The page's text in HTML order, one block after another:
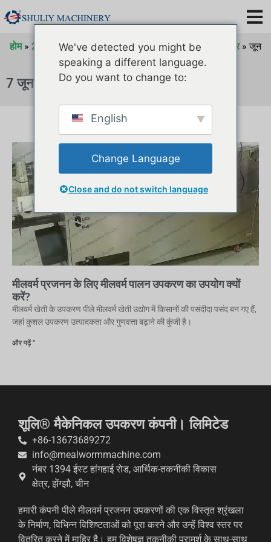
होम» 2023 के लिए अभिलेखागार»जून 2023 के लिए अभिलेखागार»जून
2023 के लिए अभिलेखागार
7 जून 2023
मीलवर्म प्रजनन के लिए मीलवर्म पालन उपकरण का उपयोग क्यों
करें?
मीलवर्म खेती के उपकरण पीले मीलवर्म खेती उद्योग में किसानों की पसंदीदा पसंद बन गए हैं,
जहां कुशल उपकरण उत्पादकता और गुणवत्ता बढ़ाने की कुंजी है।
और पढ़ें "
शूलि® मैकेनिकल उपकरण कंपनी। लिमिटेड
+86-13673689272
info@mealwormmachine.com
नंबर 1394 ईस्ट हांगहाई रोड, आर्थिक-तकनीकी विकास
क्षेत्र, झेंग्झौ, चीन
हमारी कंपनी पीले मीलवर्म प्रजनन उपकरणों की एक विस्तृत श्रृंखला
के निर्माण, विभिन्न विशिष्टताओं को पूरा करने और उन्हें विश्व स्तर पर
वितरित करने में माहिर है। हम विशेषज्ञ तकनीकी परामर्श के साथ-साथ
We've detected you might be
speaking a different language.
Do you want to change to:
English
Change Language
Close and do not switch language